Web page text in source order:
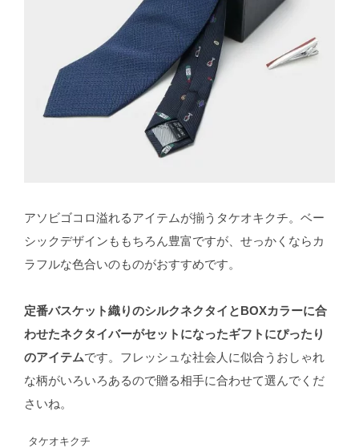
アソビゴコロ溢れるアイテムが揃うタケオキクチ。ベー
シックデザインももちろん豊富ですが、せっかくならカ
ラフルな色合いのものがおすすめです。
定番バスケット織りのシルクネクタイとBOXカラーに合
わせたネクタイバーがセットになったギフトにぴったり
のアイテムです。フレッシュな社会人に似合うおしゃれ
な柄がいろいろあるので贈る相手に合わせて選んでくだ
さいね。
タケオキクチ